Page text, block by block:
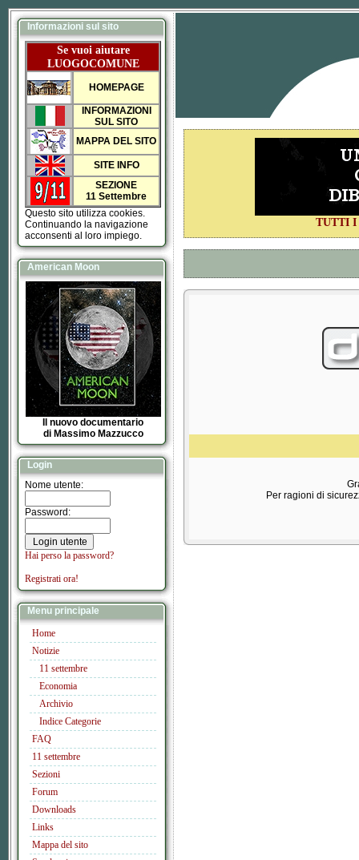
Informazioni sul sito
Se vuoi aiutare
LUOGOCOMUNE
HOMEPAGE
INFORMAZIONI
SUL SITO
MAPPA DEL SITO
SITE INFO
SEZIONE
11 Settembre
Questo sito utilizza cookies.
Continuando la navigazione
acconsenti al loro impiego.
American Moon
Il nuovo documentario
di Massimo Mazzucco
Login
Nome utente:
Password:
Hai perso la password?
Registrati ora!
Menu principale
Home
Notizie
11 settembre
Economia
Archivio
Indice Categorie
FAQ
11 settembre
Sezioni
Forum
Downloads
Links
Mappa del sito
TUTTI I
Per ragioni di